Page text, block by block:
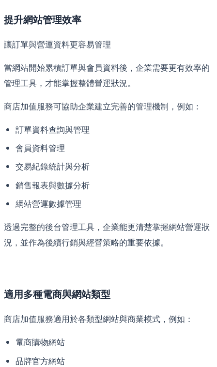
提升網站管理效率
讓訂單與營運資料更容易管理
當網站開始累積訂單與會員資料後，企業需要更有效率的
管理工具，才能掌握整體營運狀況。
商店加值服務可協助企業建立完善的管理機制，例如：
訂單資料查詢與管理
會員資料管理
交易紀錄統計與分析
銷售報表與數據分析
網站營運數據管理
透過完整的後台管理工具，企業能更清楚掌握網站營運狀
況，並作為後續行銷與經營策略的重要依據。
適用多種電商與網站類型
商店加值服務適用於各類型網站與商業模式，例如：
電商購物網站
品牌官方網站